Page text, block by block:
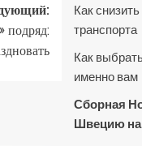
подряд:
Как
транспорта
Как
именно вам
Сборная
Швецию на